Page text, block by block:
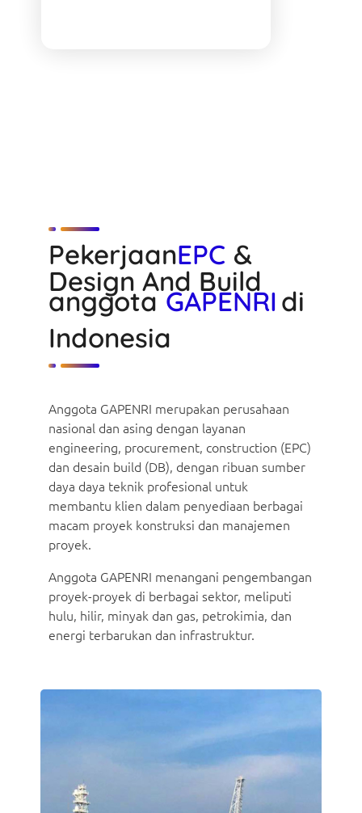
PekerjaanEPC &
Design And Build
anggota GAPENRIdi
Indonesia
Anggota GAPENRI merupakan perusahaan
nasional dan asing dengan layanan
engineering, procurement, construction (EPC)
dan desain build (DB), dengan ribuan sumber
daya daya teknik profesional untuk
membantu klien dalam penyediaan berbagai
macam proyek konstruksi dan manajemen
proyek.
Anggota GAPENRI menangani pengembangan
proyek-proyek di berbagai sektor, meliputi
hulu, hilir, minyak dan gas, petrokimia, dan
energi terbarukan dan infrastruktur.